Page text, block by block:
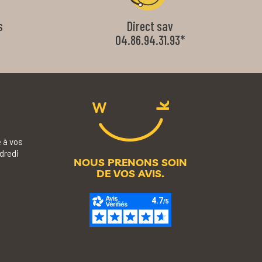
Direct sav
04.86.94.31.93*
vos
NOUS PRENONS SOIN
DE VOS AVIS.